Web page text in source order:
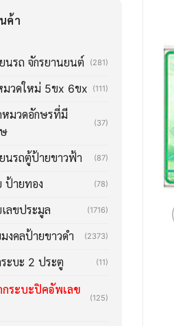
ค้า
นรถ จักรยานยนต์ (281)
มวดใหม่ 5ขx 6ขx (111)
หมวดอักษรที่มี
(37)
นรถตู้ป้ายขาวฟ้า (87)
ป้ายทอง (78)
ลขประมูล (1716)
งคลป้ายขาวดำ (2373)
ะบะ 2 ประตู (11)
กระบะปิคอัพเลข
(125)